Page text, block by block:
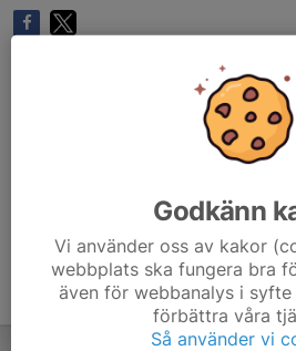
Godkänn
Vi använder oss av kakor
webbplats ska fungera bra
även för webbanalys i
förbättra våra
Så använder vi